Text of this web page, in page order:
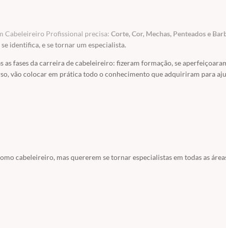
Cabeleireiro Profissional precisa: Corte, Cor, Mechas, Penteados e
identifica, e se tornar um especialista.
as fases da carreira de cabeleireiro: fizeram formação, se
vão colocar em prática todo o conhecimento que adquiriram para
cabeleireiro, mas quererem se tornar especialistas em todas as